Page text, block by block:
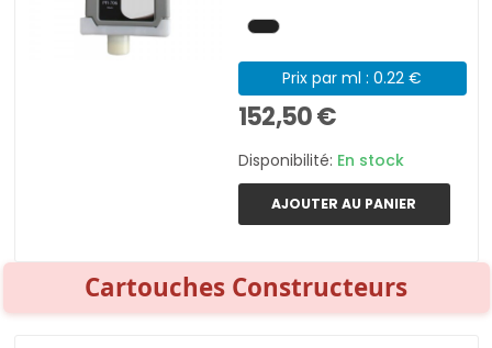
Prix par ml : 0.22 €
152,50 €
Disponibilité: En stock
AJOUTER AU PANIER
Cartouches Constructeurs